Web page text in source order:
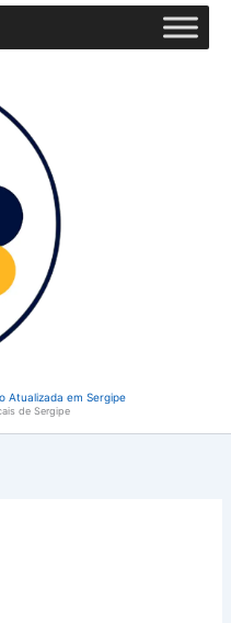
Atualizada em Sergipe
de Sergipe